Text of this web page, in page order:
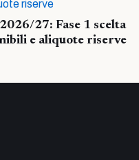
27: Fase 1 scelta
e aliquote riserve